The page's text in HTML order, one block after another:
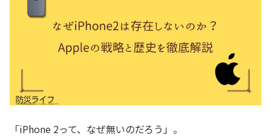
「iPhone 2って、なぜ無いのだろう」。